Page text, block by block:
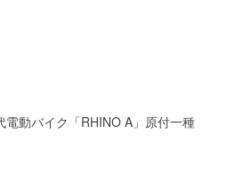
者登録
番号の
上と改
良によ
る可能
性もご
ださ
い。 ※
電動バイク「RHINO A」原付一種